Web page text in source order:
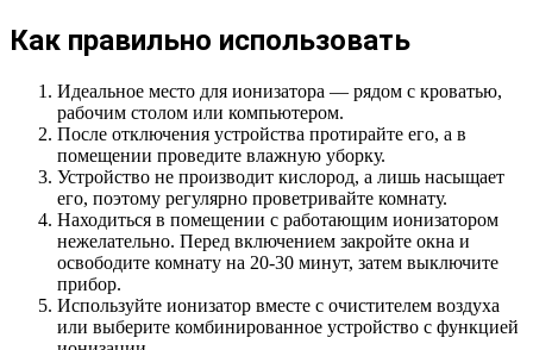
Как правильно использовать
Идеальное место для ионизатора — рядом с кроватью,
рабочим столом или компьютером.
После отключения устройства протирайте его, а в
помещении проведите влажную уборку.
Устройство не производит кислород, а лишь насыщает
его, поэтому регулярно проветривайте комнату.
Находиться в помещении с работающим ионизатором
нежелательно. Перед включением закройте окна и
освободите комнату на 20-30 минут, затем выключите
прибор.
Используйте ионизатор вместе с очистителем воздуха
или выберите комбинированное устройство с функцией